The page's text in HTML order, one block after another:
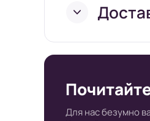
Для нас безумно